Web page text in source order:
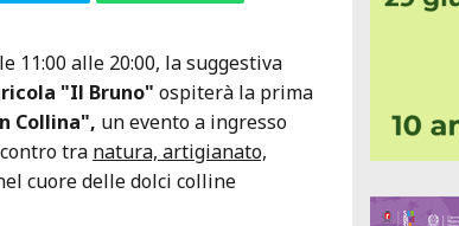
11:00 alle 20:00, la suggestiva
"Il Bruno" ospiterà la prima
Collina", un evento a ingresso
tra natura, artigianato,
cuore delle dolci colline